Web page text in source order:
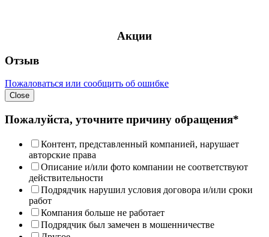
Акции
Отзыв
Пожаловаться или сообщить об ошибке
Close
Пожалуйста, уточните причину обращения*
Контент, представленный компанией, нарушает
авторские права
Описание и/или фото компании не соответствуют
действительности
Подрядчик нарушил условия договора и/или сроки
работ
Компания больше не работает
Подрядчик был замечен в мошенничестве